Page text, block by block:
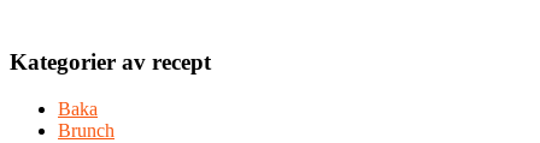
Kategorier av recept
Baka
Brunch